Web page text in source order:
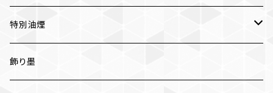
いきまつ
おちまつ
特別油煙
椿油煙墨
飾り墨